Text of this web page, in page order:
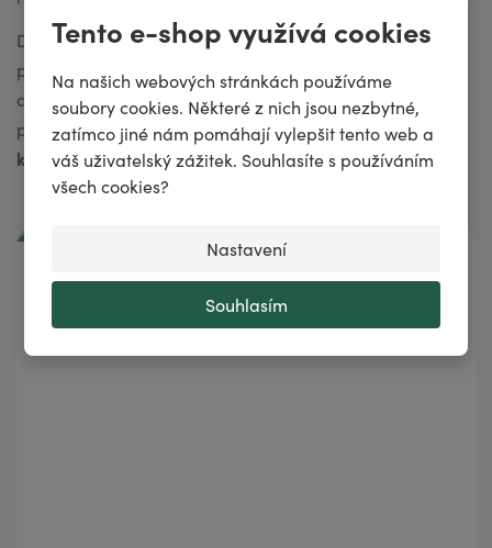
Tento e-shop využívá cookies
Na našich webových stránkách používáme
soubory cookies. Některé z nich jsou nezbytné,
zatímco jiné nám pomáhají vylepšit tento web a
váš uživatelský zážitek. Souhlasíte s používáním
všech cookies?
Nastavení
Souhlasím